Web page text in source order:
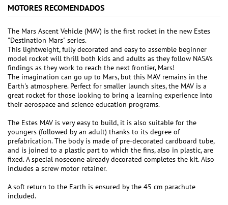
MOTORES RECOMENDADOS
The Mars Ascent Vehicle (MAV) is the first rocket in the new Estes
"Destination Mars" series.
This lightweight, fully decorated and easy to assemble beginner
model rocket will thrill both kids and adults as they follow NASA's
findings as they work to reach the next frontier, Mars!
The imagination can go up to Mars, but this MAV remains in the
Earth's atmosphere. Perfect for smaller launch sites, the MAV is a
great rocket for those looking to bring a learning experience into
their aerospace and science education programs.
The Estes MAV is very easy to build, it is also suitable for the
youngers (followed by an adult) thanks to its degree of
prefabrication. The body is made of pre-decorated cardboard tube,
and is joined to a plastic part to which the fins, also in plastic, are
fixed. A special nosecone already decorated completes the kit. Also
includes a screw motor retainer.
A soft return to the Earth is ensured by the 45 cm parachute
included.